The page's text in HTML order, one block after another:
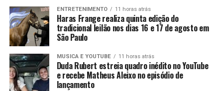
ENTRETENIMENTO 11 horas atrás
Haras Frange realiza quinta edição do
tradicional leilão nos dias 16 e 17 de agosto em
São Paulo
MUSICA E YOUTUBE 11 horas atrás
Duda Rubert estreia quadro inédito no YouTube
e recebe Matheus Aleixo no episódio de
lançamento